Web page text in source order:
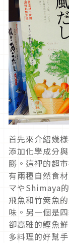
首先來介紹幾
添加化學成分
勝。這裡的超
有兩種自然食
マやShimaya
飛魚和竹筴魚
味。另一個是
卻高雅的鰹魚
多料理的好幫手